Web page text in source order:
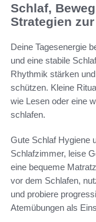
Schlaf,
Strategien
Deine Tagesenergie
und eine stabile
Rhythmik stärken
schützen. Kleine
wie Lesen oder eine
schlafen.
Gute Schlaf Hygiene
Schlafzimmer, leise
eine bequeme
vor dem Schlafen,
und probiere
Atemübungen als